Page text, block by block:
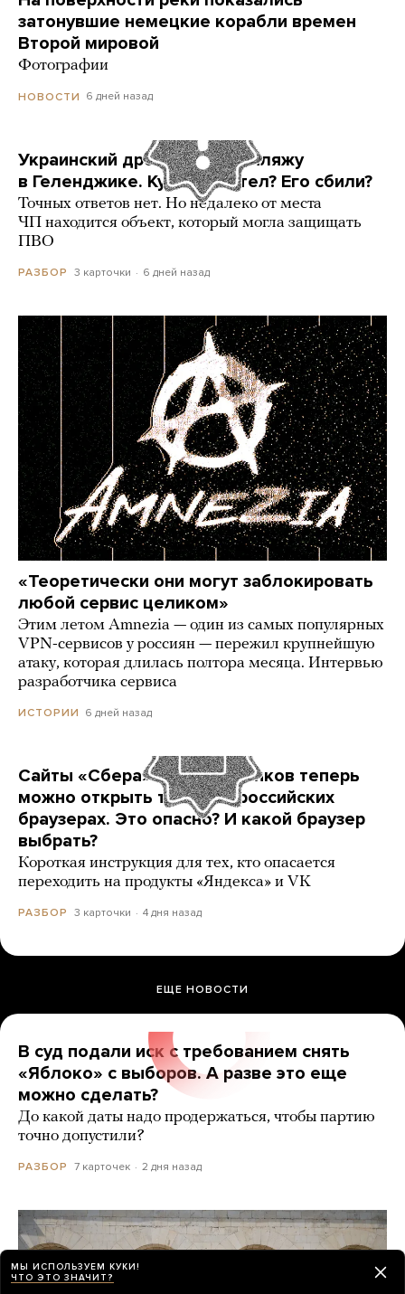
затонувшие немецкие корабли времен
Второй мировой
Фотографии
НОВОСТИ 6 дней назад
Украинский дрон попал по пляжу
в Геленджике. Куда он летел? Его сбили?
Точных ответов нет. Но недалеко от места
ЧП находится объект, который могла защищать
ПВО
РАЗБОР 3 карточки 6 дней назад
«Теоретически они могут заблокировать
любой сервис целиком»
Этим летом Amnezia — один из самых популярных
VPN-сервисов у россиян — пережил крупнейшую
атаку, которая длилась полтора месяца. Интервью
разработчика сервиса
ИСТОРИИ 6 дней назад
Сайты «Сбера» и других банков теперь
можно открыть только в российских
браузерах. Это опасно? И какой браузер
выбрать?
Короткая инструкция для тех, кто опасается
переходить на продукты «Яндекса» и VK
РАЗБОР 3 карточки 4 дня назад
ЕЩЕ НОВОСТИ
В суд подали иск с требованием снять
«Яблоко» с выборов. А разве это еще
можно сделать?
До какой даты надо продержаться, чтобы партию
точно допустили?
РАЗБОР 7 карточек 2 дня назад
МЫ ИСПОЛЬЗУЕМ КУКИ!
ЧТО ЭТО ЗНАЧИТ?